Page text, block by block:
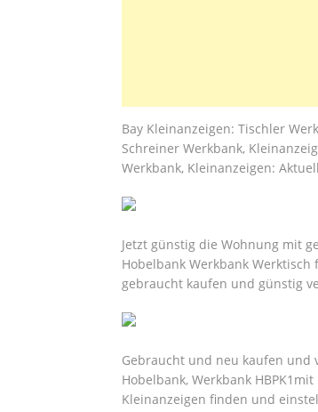
Bay Kleinanzeigen: Tischler
Schreiner Werkbank,
Werkbank, Kleinanzeigen:
Jetzt günstig die Wohnung mit
Hobelbank Werkbank
gebraucht kaufen und günstig
Gebraucht und neu kaufen und
Hobelbank, Werkbank
Kleinanzeigen finden und